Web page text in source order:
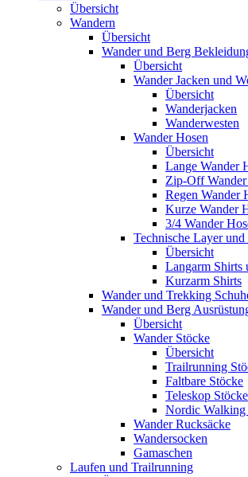
können
Touch-
und
Streichgesten
verwenden.
Übersicht
Wandern
Übersicht
Wander und Berg
Übersicht
Wander Jacken und
Übersicht
Wanderjacken
Wanderwesten
Wander Hosen
Übersicht
Lange Wander
Zip-Off Wander
Regen Wander
Kurze Wander
3/4 Wander
Technische Layer und
Übersicht
Langarm Shirts
Kurzarm Shirts
Wander und Trekking
Wander und Berg
Übersicht
Wander Stöcke
Übersicht
Trailrunning
Faltbare Stöcke
Teleskop Stöcke
Nordic Walking
Wander Rucksäcke
Wandersocken
Gamaschen
Laufen und Trailrunning